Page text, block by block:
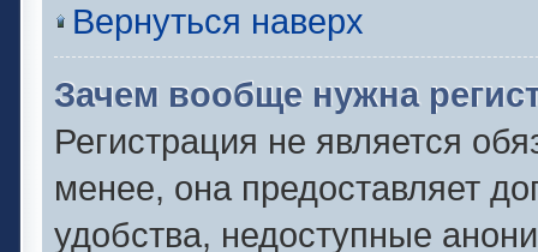
Вернуться наверх
Зачем вообще нужна
Регистрация не является
менее, она предоставляет
удобства, недоступные